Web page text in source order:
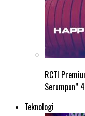
RCTI
Serumpun”
Teknologi